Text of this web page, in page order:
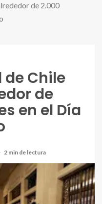
de 2.000
de Chile
de
en el Día
2 min de lectura